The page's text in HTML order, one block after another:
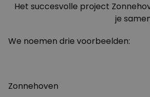
Het succesvolle project
je
We noemen drie voorbeelden:
Zonnehoven